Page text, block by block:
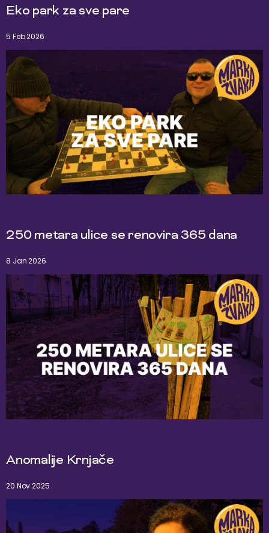
Eko park za sve pare
5 Feb 2026
250 metara ulice se renovira 365 dana
8 Jan 2026
Anomalije Krnjače
20 Nov 2025